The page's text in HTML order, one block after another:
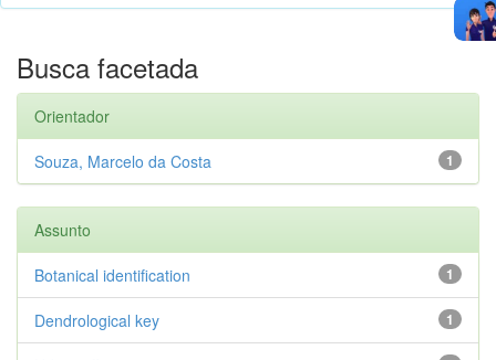
Busca facetada
Orientador
1
Souza, Marcelo da Costa
Assunto
1
Botanical identification
1
Dendrological key